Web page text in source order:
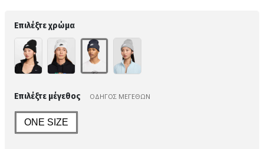
Επιλέξτε χρώμα
Επιλέξτε μέγεθος ΟΔΗΓΟΣ ΜΕΓΕΘΩΝ
ONE SIZE